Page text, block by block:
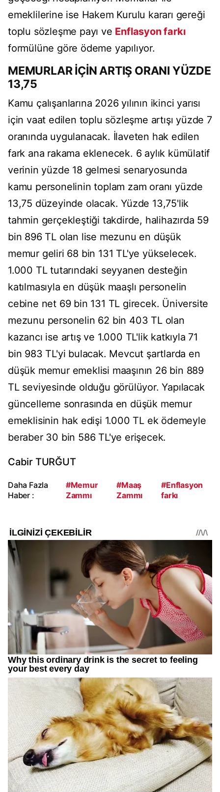
emeklilerine ise Hakem Kurulu kararı gereği
toplu sözleşme payı ve Enflasyon farkı
formülüne göre ödeme yapılıyor.
MEMURLAR İÇİN ARTIŞ ORANI YÜZDE
13,75
Kamu çalışanlarına 2026 yılının ikinci yarısı
için vaat edilen toplu sözleşme artışı yüzde 7
oranında uygulanacak. İlaveten hak edilen
fark ana rakama eklenecek. 6 aylık kümülatif
verinin yüzde 18 gelmesi senaryosunda
kamu personelinin toplam zam oranı yüzde
13,75 düzeyinde olacak. Yüzde 13,75'lik
tahmin gerçekleştiği takdirde, halihazırda 59
bin 896 TL olan lise mezunu en düşük
memur geliri 68 bin 131 TL'ye yükselecek.
1.000 TL tutarındaki seyyanen desteğin
katılmasıyla en düşük maaşlı personelin
cebine net 69 bin 131 TL girecek. Üniversite
mezunu personelin 62 bin 403 TL olan
kazancı ise artış ve 1.000 TL'lik katkıyla 71
bin 983 TL'yi bulacak. Mevcut şartlarda en
düşük memur emeklisi maaşının 26 bin 889
TL seviyesinde olduğu görülüyor. Yapılacak
güncelleme sonrasında en düşük memur
emeklisinin hak edişi 1.000 TL ek ödemeyle
beraber 30 bin 586 TL'ye erişecek.
Cabir TURĞUT
Daha Fazla
Haber :
#Memur
Zammı
#Maaş
Zammı
#Enflasyon
farkı